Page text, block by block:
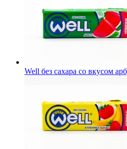
Well без сахара со вкусом